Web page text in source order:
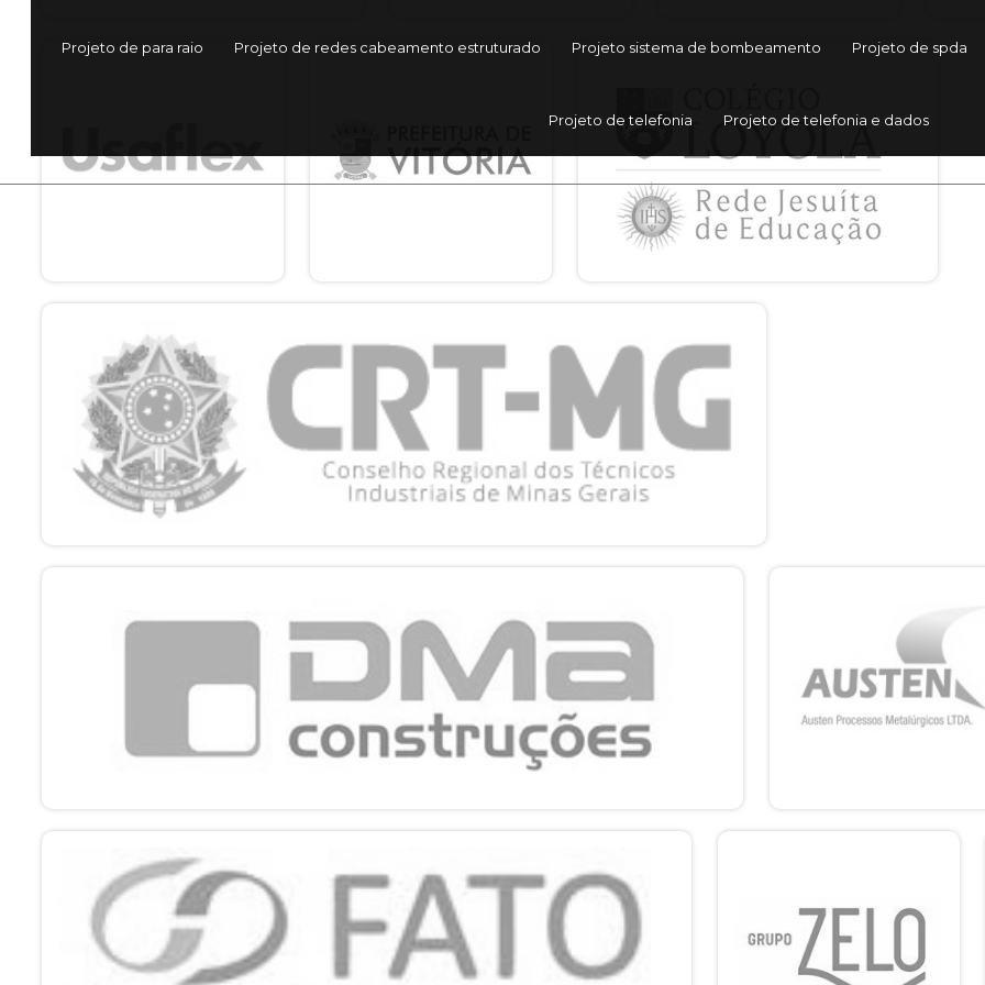
Projeto de para raio Projeto de redes cabeamento estruturado Projeto sistema de bombeamento Projeto de spda
Projeto de telefonia Projeto de telefonia e dados